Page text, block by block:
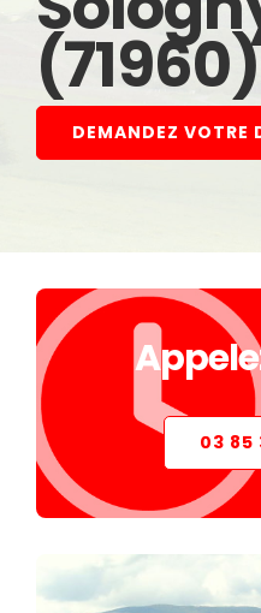
VOLET ROULANT
STORE
(71960)
DEMANDEZ VOTRE
03 85